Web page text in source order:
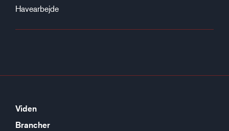
Havearbejde
Viden
Brancher